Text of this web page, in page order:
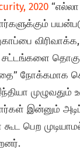
2020“எல்லா
சட்டங்களை
நோக்கமாக
முழுவதும்
இன்னும்
பெற